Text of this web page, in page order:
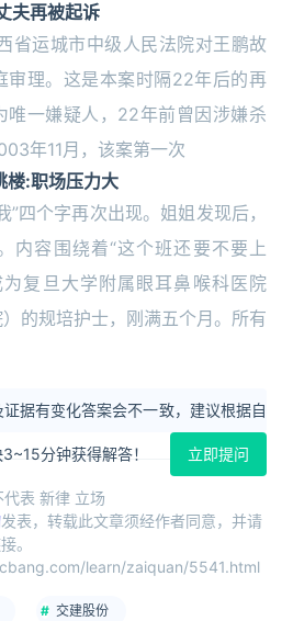
夫再被起诉
省运城市中级人民法院对王鹏故
审理。这是本案时隔22年后的再
唯一嫌疑人，22年前曾因涉嫌杀
年11月，该案第一次
楼:职场压力大
”四个字再次出现。姐姐发现后，
内容围绕着“这个班还要不要上
复旦大学附属眼耳鼻喉科医院
）的规培护士，刚满五个月。所有
据有变化答案会不一致，建议根据自
分钟获得解答！ 立即提问
表 新律 立场
发表，转载此文章须经作者同意，并请
。
learn/zaiquan/5541.html
交建股份